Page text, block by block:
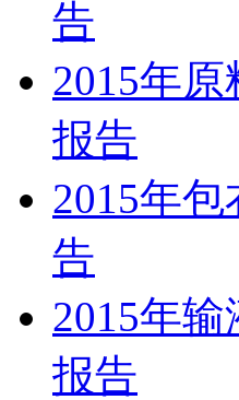
告
2015年
报告
2015年
告
2015年
报告